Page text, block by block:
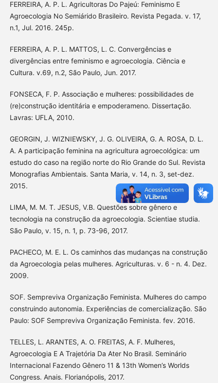
FERREIRA, A. P. L. Agricultoras Do Pajeú: Feminismo E
Agroecologia No Semiárido Brasileiro. Revista Pegada. v. 17,
n.1, Jul. 2016. 245p.
FERREIRA, A. P. L. MATTOS, L. C. Convergências e
divergências entre feminismo e agroecologia. Ciência e
Cultura. v.69, n.2, São Paulo, Jun. 2017.
FONSECA, F. P. Associação e mulheres: possibilidades de
(re)construção identitária e empoderameno. Dissertação.
Lavras: UFLA, 2010.
GEORGIN, J. WIZNIEWSKY, J. G. OLIVEIRA, G. A. ROSA, D. L.
A. A participação feminina na agricultura agroecológica: um
estudo do caso na região norte do Rio Grande do Sul. Revista
Monografias Ambientais. Santa Maria, v. 14, n. 3, set-dez.
2015.
LIMA, M. M. T. JESUS, V.B. Questões sobre gênero e
tecnologia na construção da agroecologia. Scientiae studia.
São Paulo, v. 15, n. 1, p. 73-96, 2017.
PACHECO, M. E. L. Os caminhos das mudanças na construção
da Agroecologia pelas mulheres. Agriculturas. v. 6 - n. 4. Dez.
2009.
SOF. Sempreviva Organização Feminista. Mulheres do campo
construindo autonomia. Experiências de comercialização. São
Paulo: SOF Sempreviva Organização Feminista. fev. 2016.
TELLES, L. ARANTES, A. O. FREITAS, A. F. Mulheres,
Agroecologia E A Trajetória Da Ater No Brasil. Seminário
Internacional Fazendo Gênero 11 & 13th Women’s Worlds
Congress. Anais. Florianópolis, 2017.